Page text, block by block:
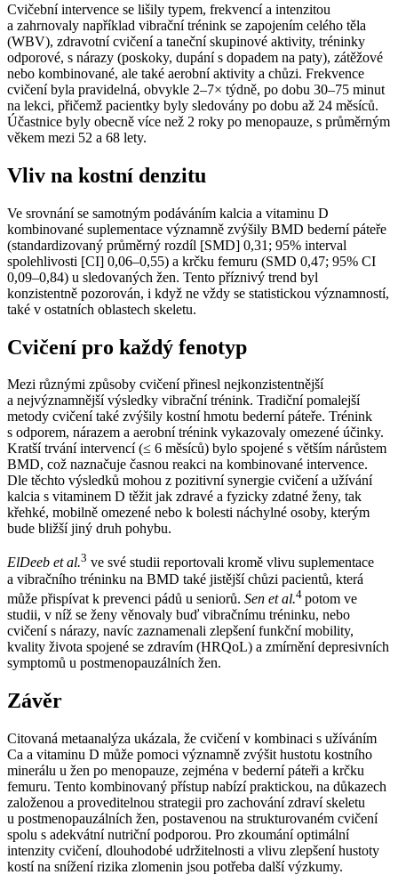
Cvičební intervence se lišily typem, frekvencí a intenzitou
a zahrnovaly například vibrační trénink se zapojením celého těla
(WBV), zdravotní cvičení a taneční skupinové aktivity, tréninky
odporové, s nárazy (poskoky, dupání s dopadem na paty), zátěžové
nebo kombinované, ale také aerobní aktivity a chůzi. Frekvence
cvičení byla pravidelná, obvykle 2–7× týdně, po dobu 30–75 minut
na lekci, přičemž pacientky byly sledovány po dobu až 24 měsíců.
Účastnice byly obecně více než 2 roky po menopauze, s průměrným
věkem mezi 52 a 68 lety.
Vliv na kostní denzitu
Ve srovnání se samotným podáváním kalcia a vitaminu D
kombinované suplementace významně zvýšily BMD bederní páteře
(standardizovaný průměrný rozdíl [SMD] 0,31; 95% interval
spolehlivosti [CI] 0,06–0,55) a krčku femuru (SMD 0,47; 95% CI
0,09–0,84) u sledovaných žen. Tento příznivý trend byl
konzistentně pozorován, i když ne vždy se statistickou významností,
také v ostatních oblastech skeletu.
Cvičení pro každý fenotyp
Mezi různými způsoby cvičení přinesl nejkonzistentnější
a nejvýznamnější výsledky vibrační trénink. Tradiční pomalejší
metody cvičení také zvýšily kostní hmotu bederní páteře. Trénink
s odporem, nárazem a aerobní trénink vykazovaly omezené účinky.
Kratší trvání intervencí (≤ 6 měsíců) bylo spojené s větším nárůstem
BMD, což naznačuje časnou reakci na kombinované intervence.
Dle těchto výsledků mohou z pozitivní synergie cvičení a užívání
kalcia s vitaminem D těžit jak zdravé a fyzicky zdatné ženy, tak
křehké, mobilně omezené nebo k bolesti náchylné osoby, kterým
bude bližší jiný druh pohybu.
ElDeeb et al.3 ve své studii reportovali kromě vlivu suplementace
a vibračního tréninku na BMD také jistější chůzi pacientů, která
může přispívat k prevenci pádů u seniorů. Sen et al.4 potom ve
studii, v níž se ženy věnovaly buď vibračnímu tréninku, nebo
cvičení s nárazy, navíc zaznamenali zlepšení funkční mobility,
kvality života spojené se zdravím (HRQoL) a zmírnění depresivních
symptomů u postmenopauzálních žen.
Závěr
Citovaná metaanalýza ukázala, že cvičení v kombinaci s užíváním
Ca a vitaminu D může pomoci významně zvýšit hustotu kostního
minerálu u žen po menopauze, zejména v bederní páteři a krčku
femuru. Tento kombinovaný přístup nabízí praktickou, na důkazech
založenou a proveditelnou strategii pro zachování zdraví skeletu
u postmenopauzálních žen, postavenou na strukturovaném cvičení
spolu s adekvátní nutriční podporou. Pro zkoumání optimální
intenzity cvičení, dlouhodobé udržitelnosti a vlivu zlepšení hustoty
kostí na snížení rizika zlomenin jsou potřeba další výzkumy.